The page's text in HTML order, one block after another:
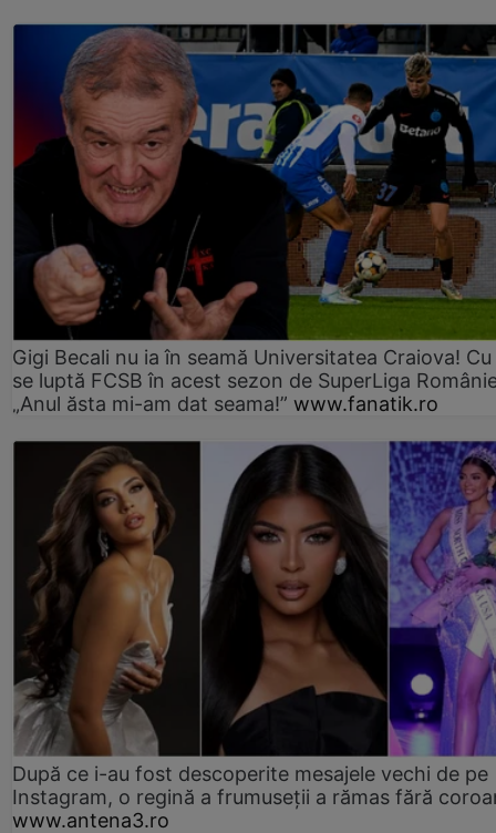
Gigi Becali nu ia în seamă Universitatea Craiova!
se luptă FCSB în acest sezon de SuperLiga
„Anul ăsta mi-am dat seama!” www.fanatik.ro
După ce i-au fost descoperite mesajele vechi de pe
Instagram, o regină a frumuseții a rămas fără
www.antena3.ro